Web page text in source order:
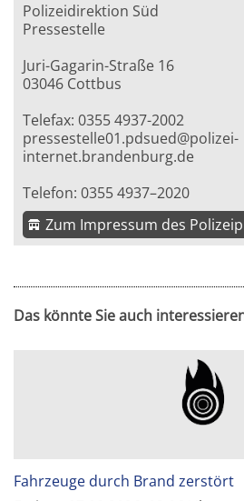
Polizeidirektion Süd
Pressestelle
Juri-Gagarin-Straße 16
03046 Cottbus
Telefax: 0355 4937-2002
pressestelle01.pdsued@polizei-
internet.brandenburg.de
Telefon: 0355 4937–2020
Zum Impressum des
Das könnte Sie auch
Fahrzeuge durch Brand zerstört